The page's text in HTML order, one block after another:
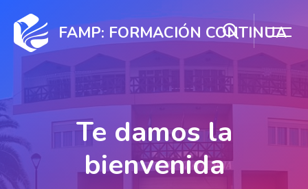
FAMP: FORMACIÓN CONTINUA
Te damos la
bienvenida